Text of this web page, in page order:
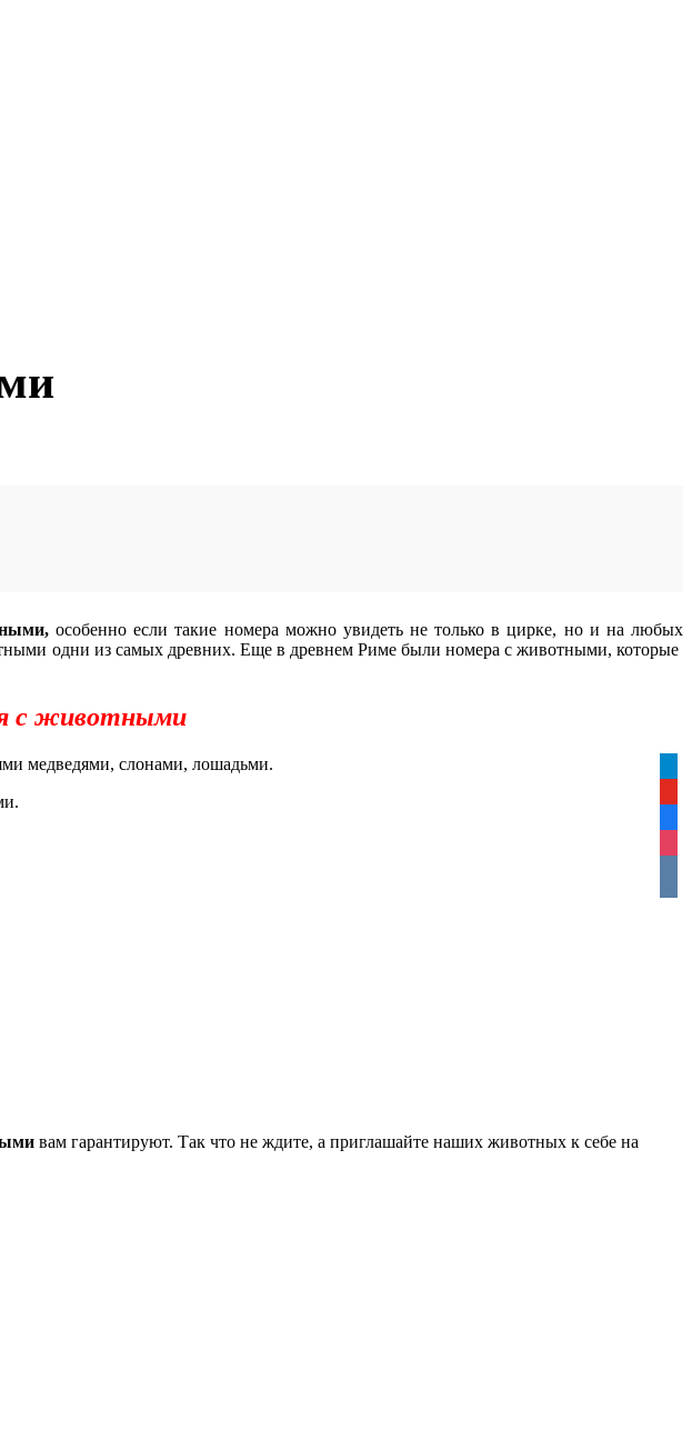
особенно если такие номера можно увидеть не только в цирке, но и на любых
одни из самых древних. Еще в древнем Риме были номера с животными, которые
с животными
медведями, слонами, лошадьми.
вам гарантируют. Так что не ждите, а приглашайте наших животных к себе на